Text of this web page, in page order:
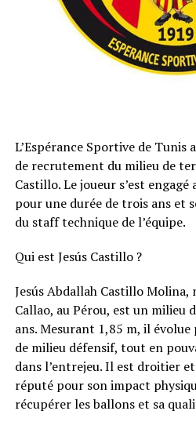
L’Espérance Sportive de Tunis
de recrutement du milieu de
Castillo. Le joueur s’est
pour une durée de trois ans et
du staff technique de l’équipe.
Qui est Jesús Castillo ?
Jesús Abdallah Castillo Molina,
Callao, au Pérou, est un milieu
ans. Mesurant 1,85 m, il
de milieu défensif, tout en
dans l’entrejeu. Il est droitier
réputé pour son impact
récupérer les ballons et sa